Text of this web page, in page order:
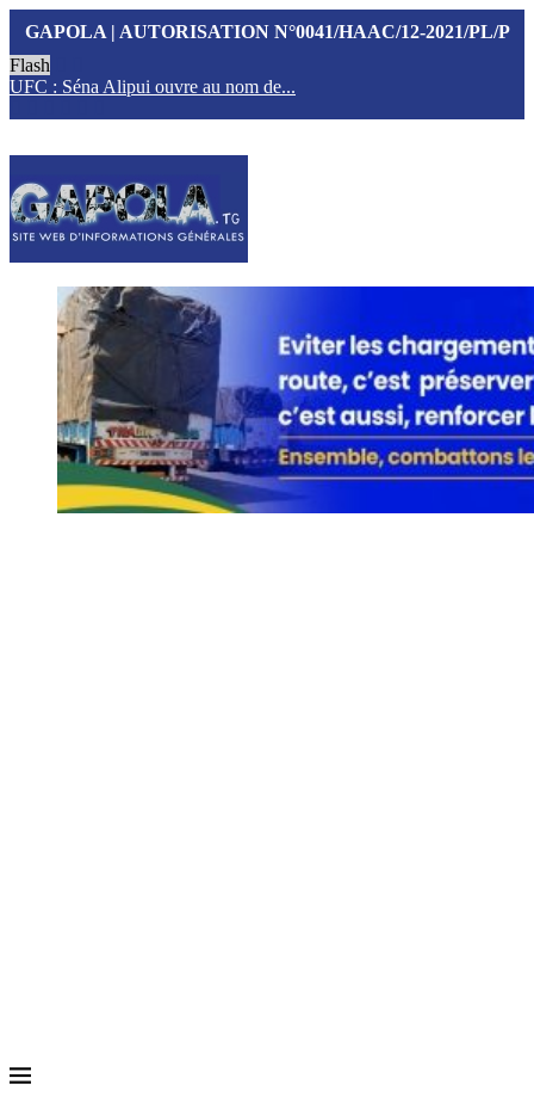
GAPOLA | AUTORISATION N°0041/HAAC/12-2021/PL/P
Flash
UFC : Séna Alipui ouvre au nom de...